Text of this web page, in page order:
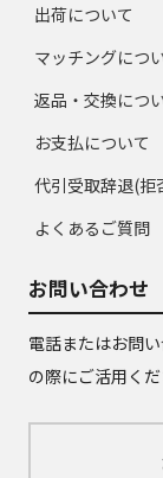
出荷について
マッチングにつ
返品・交換につ
お支払について
代引受取辞退(拒
よくあるご質問
お問い合わせ
電話またはお問
の際にご活用くだ